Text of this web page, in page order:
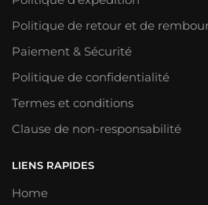
Politique de retour et de
Paiement & Sécurité
Politique de confidentialité
Termes et conditions
Clause de non-responsabilité
LIENS RAPIDES
Home